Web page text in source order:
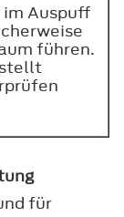
Auspuff
führen.
für